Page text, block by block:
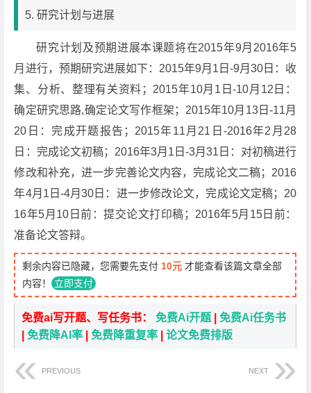
5. 研究计划与进展
研究计划及预期进展本课题将在2015年9月2016年5
月进行，预期研究进展如下：2015年9月1日-9月30日：收
集、分析、整理有关资料；2015年10月1日-10月12日：
确定研究思路,确定论文写作框架；2015年10月13日-11月
20日：完成开题报告；2015年11月21日-2016年2月28
日：完成论文初稿；2016年3月1日-3月31日：对初稿进行
修改和补充，进一步完善论文内容，完成论文二稿；2016
年4月1日-4月30日：进一步修改论文，完成论文定稿；20
16年5月10日前：提交论文打印稿；2016年5月15日前：
准备论文答辩。
剩余内容已隐藏，您需要先支付 10元 才能查看该篇文章全部
内容！ 立即支付
免费ai写开题、写任务书：免费Ai开题 |免费Ai任务书
|免费降AI率 |免费降重复率 |论文免费排版
PREVIOUS NEXT